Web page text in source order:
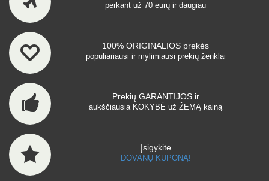
perkant už 70 eurų ir daugiau
100% ORIGINALIOS prekės
populiariausi ir mylimiausi prekių ženklai
Prekių GARANTIJOS ir
aukščiausia KOKYBĖ už ŽEMĄ kainą
Įsigykite
DOVANŲ KUPONĄ!